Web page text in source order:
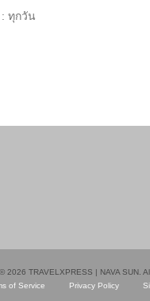
: ทุกวัน
2026 TRAVELXPRESS | NAVA SUN.
of Service
Privacy Policy